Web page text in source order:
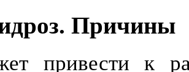
Причины
привести к